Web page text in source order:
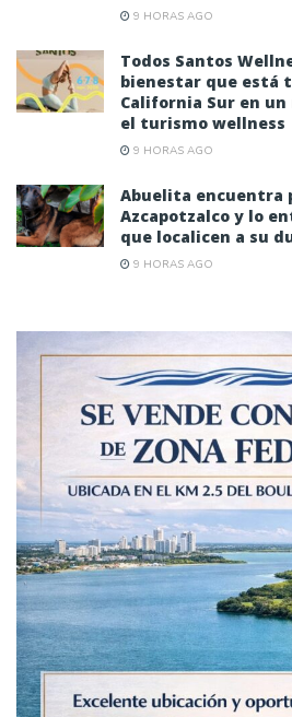
9 HORAS AGO
Todos Santos
bienestar que está
California Sur en
el turismo wellness
9 HORAS AGO
Abuelita encuentra
Azcapotzalco y lo
que localicen a su
9 HORAS AGO